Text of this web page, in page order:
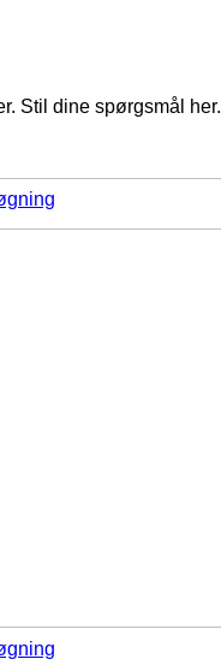
Stil dine spørgsmål her.